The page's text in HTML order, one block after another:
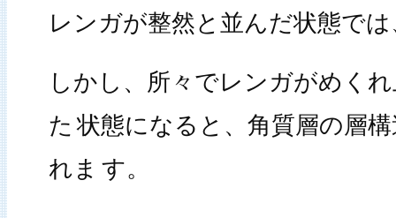
レンガが整然と並んだ状態で
しかし、所々でレンガがめく
た 状態になると、角質層の層
れま す。